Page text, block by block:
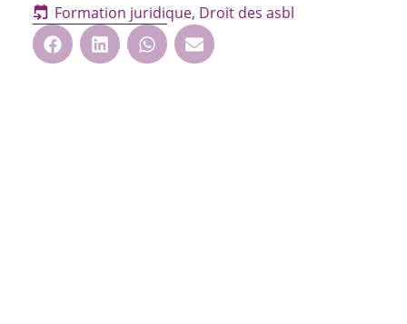
Formation juridique, Droit des asbl